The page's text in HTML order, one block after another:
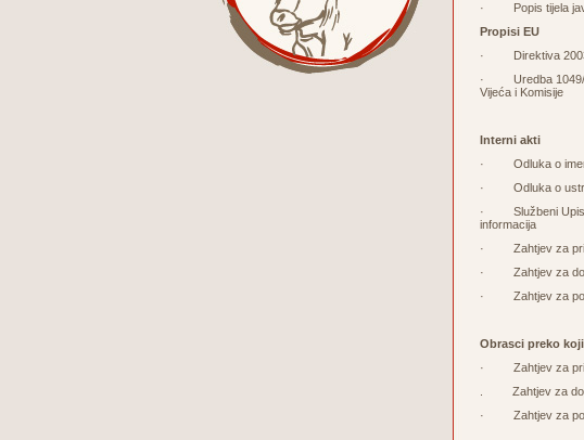
· Popis tijela
Propisi EU
· Direktiva 2003/
· Uredba 1049/
Vijeća i Komisije
Interni akti
· Odluka o
· Odluka o
· Službeni
informacija
· Zahtjev za
· Zahtjev za
· Zahtjev za
Obrasci preko
· Zahtjev za
. Zahtjev za
· Zahtjev za